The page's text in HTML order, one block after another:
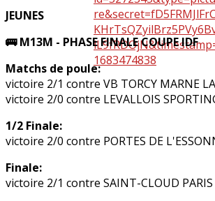
JEUNES
🚌 M13M - PHASE FINALE COUPE IDF
Matchs de poule:
victoire 2/1 contre VB TORCY MARNE
victoire 2/0 contre LEVALLOIS
1/2 Finale:
victoire 2/0 contre PORTES DE
Finale:
victoire 2/1 contre SAINT-CLOUD PARIS